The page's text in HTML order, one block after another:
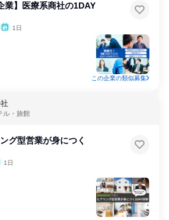
業】医療系商社の1DAY
1日
この企業の類似募集
ル・旅館
グ型営業が身につく
1日